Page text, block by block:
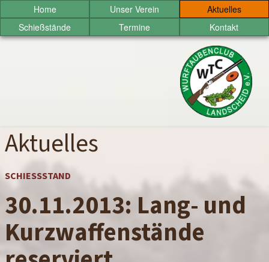
zum
Inhalt
Home Unser Verein
Aktuelles
Schießstände
Termine Kontakt
Wurftaubenclub
Landscheid
Aktuelles
SCHIESSSTAND
30.11.2013: Lang- und
Kurzwaffenstände